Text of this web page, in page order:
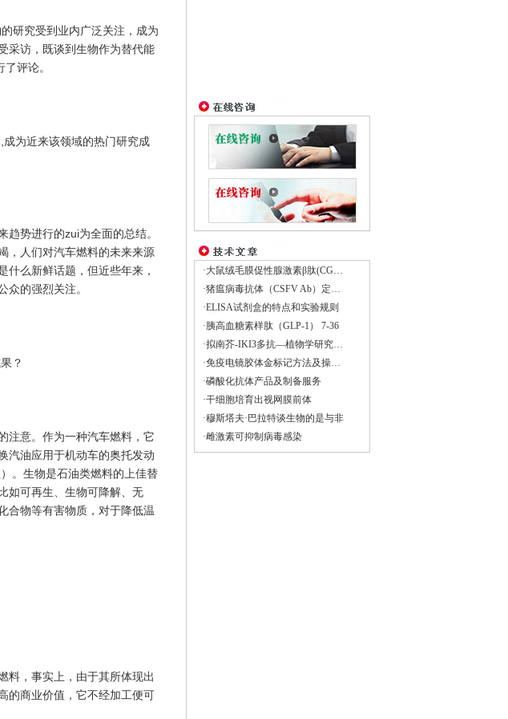
研究受到业内广泛关注，成为
采访，既谈到生物作为替代能
评论。
为近来该领域的热门研究成
势进行的zui为全面的总结。
，人们对汽车燃料的未来来源
什么新鲜话题，但近些年来，
众的强烈关注。
？
注意。作为一种汽车燃料，它
汽油应用于机动车的奥托发动
。生物是石油类燃料的上佳替
如可再生、生物可降解、无
合物等有害物质，对于降低温
料，事实上，由于其所体现出
的商业价值，它不经加工便可
·大鼠绒毛膜促性腺激素β肽(CGβ)Elisa试剂盒
·猪瘟病毒抗体（CSFV Ab）定量检测试剂盒
·ELISA试剂盒的特点和实验规则
·胰高血糖素样肽（GLP-1） 7-36
·拟南芥-IKI3多抗―植物学研究的重要工具
·免疫电镜胶体金标记方法及操做（仅供参考）
·磷酸化抗体产品及制备服务
·干细胞培育出视网膜前体
·穆斯塔夫·巴拉特谈生物的是与非
·雌激素可抑制病毒感染